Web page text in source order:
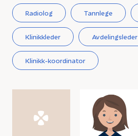
Radiolog Tannlege
Klinikkleder Avdelingsleder
Klinikk-koordinator